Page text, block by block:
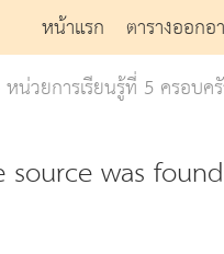
หน้าแรก ตารางออกอ
หน่วยการเรียนรู้ที่ 5 ครอบค
was